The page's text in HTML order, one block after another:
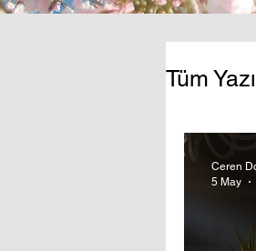
Tüm
Ceren
5 May